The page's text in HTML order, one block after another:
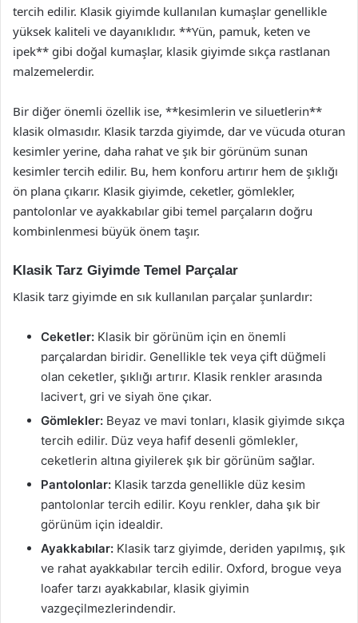
tercih edilir. Klasik giyimde kullanılan kumaşlar genellikle
yüksek kaliteli ve dayanıklıdır. **Yün, pamuk, keten ve
ipek** gibi doğal kumaşlar, klasik giyimde sıkça rastlanan
malzemelerdir.
Bir diğer önemli özellik ise, **kesimlerin ve siluetlerin**
klasik olmasıdır. Klasik tarzda giyimde, dar ve vücuda oturan
kesimler yerine, daha rahat ve şık bir görünüm sunan
kesimler tercih edilir. Bu, hem konforu artırır hem de şıklığı
ön plana çıkarır. Klasik giyimde, ceketler, gömlekler,
pantolonlar ve ayakkabılar gibi temel parçaların doğru
kombinlenmesi büyük önem taşır.
Klasik Tarz Giyimde Temel Parçalar
Klasik tarz giyimde en sık kullanılan parçalar şunlardır:
Ceketler: Klasik bir görünüm için en önemli
parçalardan biridir. Genellikle tek veya çift düğmeli
olan ceketler, şıklığı artırır. Klasik renkler arasında
lacivert, gri ve siyah öne çıkar.
Gömlekler: Beyaz ve mavi tonları, klasik giyimde sıkça
tercih edilir. Düz veya hafif desenli gömlekler,
ceketlerin altına giyilerek şık bir görünüm sağlar.
Pantolonlar: Klasik tarzda genellikle düz kesim
pantolonlar tercih edilir. Koyu renkler, daha şık bir
görünüm için idealdir.
Ayakkabılar: Klasik tarz giyimde, deriden yapılmış, şık
ve rahat ayakkabılar tercih edilir. Oxford, brogue veya
loafer tarzı ayakkabılar, klasik giyimin
vazgeçilmezlerindendir.